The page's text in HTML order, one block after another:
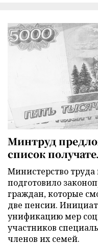
Минтруд
список
Министерство
подготовило
граждан, которые
две пенсии.
унификацию мер
участников
членов их семей.